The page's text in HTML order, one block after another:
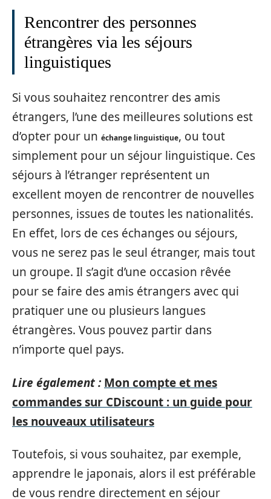
Rencontrer des personnes
étrangères via les séjours
linguistiques
Si vous souhaitez rencontrer des amis
étrangers, l’une des meilleures solutions est
d’opter pour un échange linguistique, ou tout
simplement pour un séjour linguistique. Ces
séjours à l’étranger représentent un
excellent moyen de rencontrer de nouvelles
personnes, issues de toutes les nationalités.
En effet, lors de ces échanges ou séjours,
vous ne serez pas le seul étranger, mais tout
un groupe. Il s’agit d’une occasion rêvée
pour se faire des amis étrangers avec qui
pratiquer une ou plusieurs langues
étrangères. Vous pouvez partir dans
n’importe quel pays.
Lire également : Mon compte et mes
commandes sur CDiscount : un guide pour
les nouveaux utilisateurs
Toutefois, si vous souhaitez, par exemple,
apprendre le japonais, alors il est préférable
de vous rendre directement en séjour